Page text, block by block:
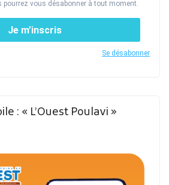
pourrez vous désabonner à tout moment.
Je m’inscris
Se désabonner
: « L’Ouest Poulavi »